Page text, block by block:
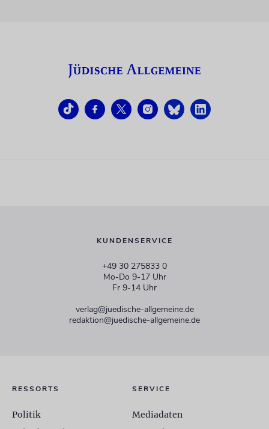
KUNDENSERVICE
+49 30 275833 0
Mo-Do 9-17 Uhr
Fr 9-14 Uhr
verlag@juedische-allgemeine.de
redaktion@juedische-allgemeine.de
RESSORTS
Politik
SERVICE
Mediadaten